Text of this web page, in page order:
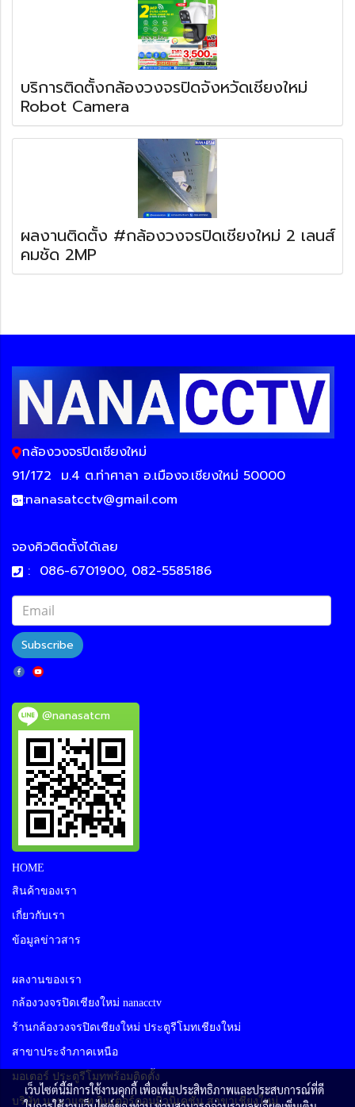
บริการติดตั้งกล้องวงจรปิดจังหวัดเชียงใหม่
Robot Camera
ผลงานติดตั้ง #กล้องวงจรปิดเชียงใหม่ 2 เลนส์
คมชัด 2MP
กล้องวงจรปิดเชียงใหม่
91/172 ม.4 ต.ท่าศาลา อ.เมืองจ.เชียงใหม่ 50000
:nanasatcctv@gmail.com
จองคิวติดตั้งได้เลย
: 086-6701900, 082-5585186
Subscribe
@nanasatcm
HOME
สินค้าของเรา
เกี่ยวกับเรา
ข้อมูลข่าวสาร
ผลงานของเรา
กล้องวงจรปิดเชียงใหม่ nanacctv
ร้านกล้องวงจรปิดเชียงใหม่ ประตูรีโมทเชียงใหม่
สาขาประจำภาคเหนือ
มอเตอร์ ประตูรีโมทพร้อมติดตั้ง
บริษัท นานาแซท อินเตอร์คอมมิวนิเคชั่น สาขาเชียงใหม่
เว็บไซต์นี้มีการใช้งานคุกกี้ เพื่อเพิ่มประสิทธิภาพและประสบการณ์ที่ดี